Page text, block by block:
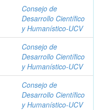
Consejo de
Desarrollo Científico
y Humanístico-UCV
Consejo de
Desarrollo Científico
y Humanístico-UCV
Consejo de
Desarrollo Científico
y Humanístico-UCV